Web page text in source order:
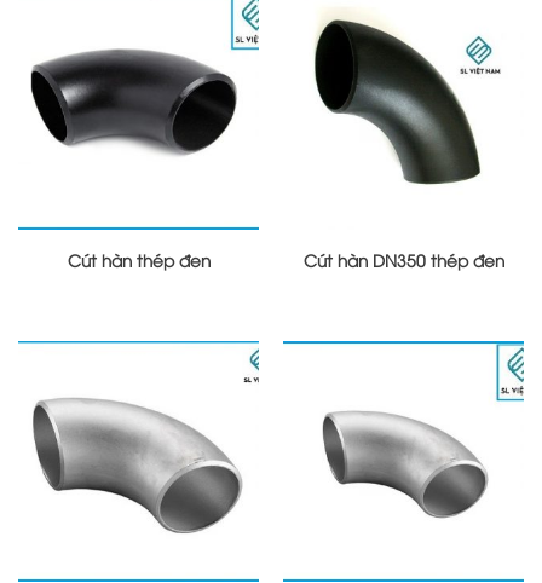
Cút hàn thép đen Cút hàn DN350 thép đen